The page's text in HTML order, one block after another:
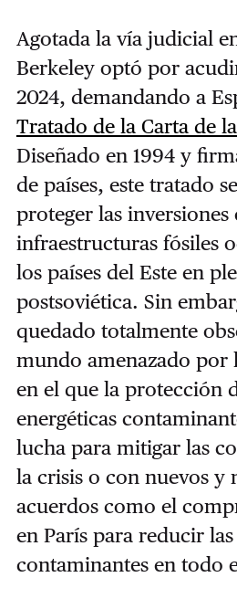
Agotada la vía judicial
Berkeley optó por
2024, demandando a
Tratado de la Carta de
Diseñado en 1994 y
de países, este tratado
proteger las inversiones
infraestructuras fósiles
los países del Este en
postsoviética. Sin
quedado totalmente
mundo amenazado por
en el que la protección
energéticas
lucha para mitigar las
la crisis o con nuevos y
acuerdos como el
en París para reducir
contaminantes en todo